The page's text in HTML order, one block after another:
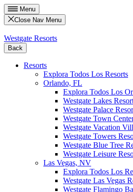
Menu
Close Nav Menu
Westgate Resorts
Back
Resorts
Explora Todos Los Resorts
Orlando, FL
Explora Todos Los
Westgate Lakes
Westgate Palace
Westgate Town
Westgate Vacation
Westgate Towers
Westgate Blue Tree
Westgate Leisure
Las Vegas, NV
Explora Todos Los
Westgate Las Vegas
Westgate Flamingo